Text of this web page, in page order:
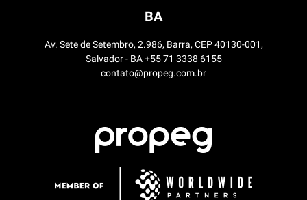
BA
Av. Sete de Setembro, 2.986, Barra, CEP 40130-001,
Salvador - BA +55 71 3338 6155
contato@propeg.com.br